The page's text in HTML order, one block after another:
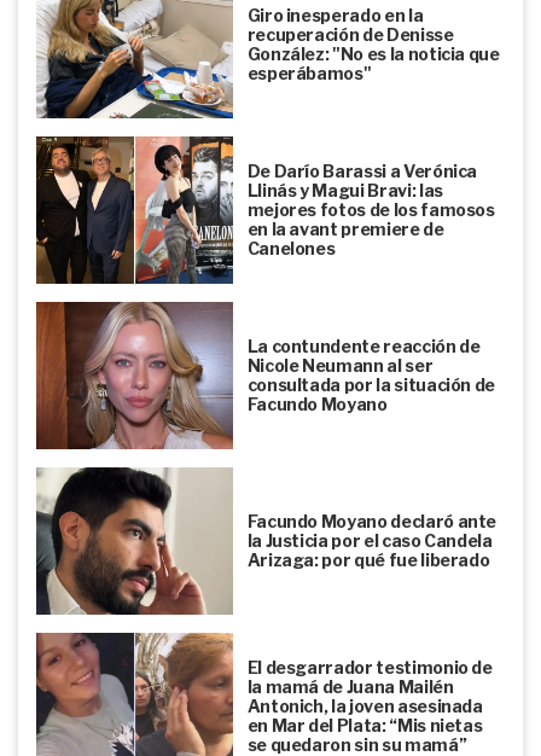
Giro inesperado en la
recuperación de Denisse
González: "No es la noticia que
esperábamos"
De Darío Barassi a Verónica
Llinás y Magui Bravi: las
mejores fotos de los famosos
en la avant premiere de
Canelones
La contundente reacción de
Nicole Neumann al ser
consultada por la situación de
Facundo Moyano
Facundo Moyano declaró ante
la Justicia por el caso Candela
Arizaga: por qué fue liberado
El desgarrador testimonio de
la mamá de Juana Mailén
Antonich, la joven asesinada
en Mar del Plata: “Mis nietas
se quedaron sin su mamá”